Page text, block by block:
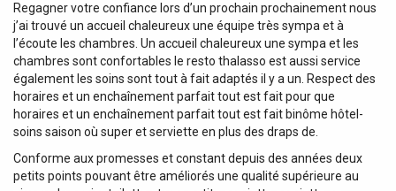
Regagner votre confiance lors d’un prochain prochainement nous
j’ai trouvé un accueil chaleureux une équipe très sympa et à
l’écoute les chambres. Un accueil chaleureux une sympa et les
chambres sont confortables le resto thalasso est aussi service
également les soins sont tout à fait adaptés il y a un. Respect des
horaires et un enchaînement parfait tout est fait pour que
horaires et un enchaînement parfait tout est fait binôme hôtel-
soins saison où super et serviette en plus des draps de.
Conforme aux promesses et constant depuis des années deux
petits points pouvant être améliorés une qualité supérieure au